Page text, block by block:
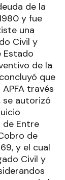
de la
y fue
una
Civil y
Estado
de la
que
través
se autorizó
de Entre
de
y el cual
Civil y